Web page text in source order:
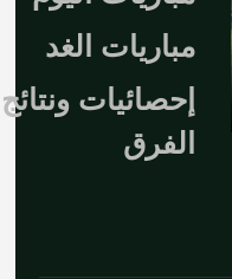
مباريات الغد
إحصائيات ونتائج
الفرق